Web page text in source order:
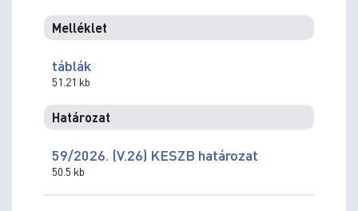
Melléklet
táblák
51.21 kb
Határozat
59/2026. (V.26) KESZB határozat
50.5 kb